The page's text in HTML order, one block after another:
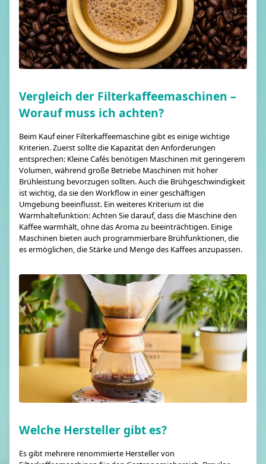
Vergleich der Filterkaffeemaschinen –
Worauf muss ich achten?
Beim Kauf einer Filterkaffeemaschine gibt es einige wichtige
Kriterien. Zuerst sollte die Kapazität den Anforderungen
entsprechen: Kleine Cafés benötigen Maschinen mit geringerem
Volumen, während große Betriebe Maschinen mit hoher
Brühleistung bevorzugen sollten. Auch die Brühgeschwindigkeit
ist wichtig, da sie den Workflow in einer geschäftigen
Umgebung beeinflusst. Ein weiteres Kriterium ist die
Warmhaltefunktion: Achten Sie darauf, dass die Maschine den
Kaffee warmhält, ohne das Aroma zu beeinträchtigen. Einige
Maschinen bieten auch programmierbare Brühfunktionen, die
es ermöglichen, die Stärke und Menge des Kaffees anzupassen.
Welche Hersteller gibt es?
Es gibt mehrere renommierte Hersteller von